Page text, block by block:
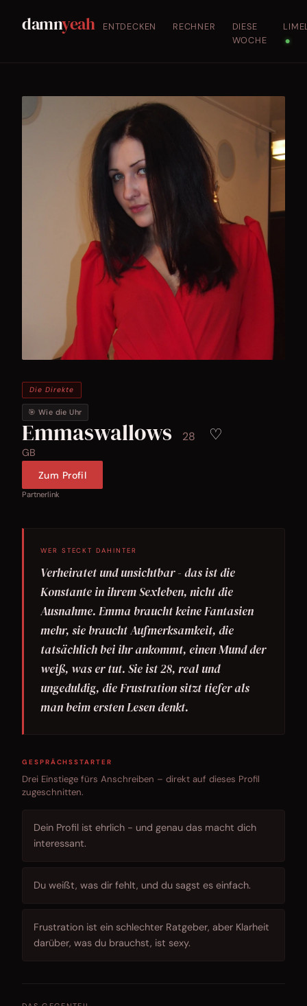
damnyeah ENTDECKEN RECHNER
DIESE
WOCHE
●
Die Direkte
🎯 Wie die Uhr
Emmaswallows 28 ♡
GB
Zum Profil
Partnerlink
WER STECKT DAHINTER
Verheiratet und unsichtbar - das ist die
Konstante in ihrem Sexleben, nicht die
Ausnahme. Emma braucht keine Fantasien
mehr, sie braucht Aufmerksamkeit, die
tatsächlich bei ihr ankommt, einen Mund der
weiß, was er tut. Sie ist 28, real und
ungeduldig, die Frustration sitzt tiefer als
man beim ersten Lesen denkt.
GESPRÄCHSSTARTER
Drei Einstiege fürs Anschreiben – direkt auf dieses Profil
zugeschnitten.
Dein Profil ist ehrlich - und genau das macht dich
interessant.
Du weißt, was dir fehlt, und du sagst es einfach.
Frustration ist ein schlechter Ratgeber, aber Klarheit
darüber, was du brauchst, ist sexy.